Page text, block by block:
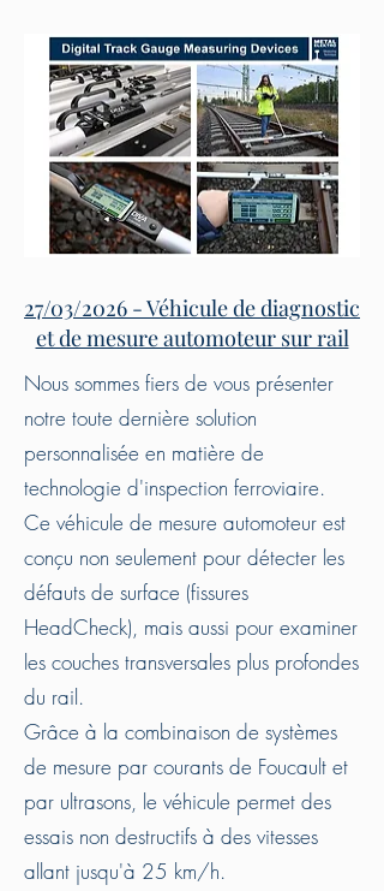
27/03/2026 - Véhicule de diagnostic
et de mesure automoteur sur rail
Nous sommes fiers de vous présenter
notre toute dernière solution
personnalisée en matière de
technologie d'inspection ferroviaire.
Ce véhicule de mesure automoteur est
conçu non seulement pour détecter les
défauts de surface (fissures
HeadCheck), mais aussi pour examiner
les couches transversales plus profondes
du rail.
Grâce à la combinaison de systèmes
de mesure par courants de Foucault et
par ultrasons, le véhicule permet des
essais non destructifs à des vitesses
allant jusqu'à 25 km/h.